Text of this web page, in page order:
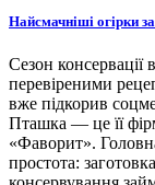
Найсмачніші огірки за
Сезон консервації
перевіреними
вже підкорив
Пташка — це її
«Фаворит».
простота: